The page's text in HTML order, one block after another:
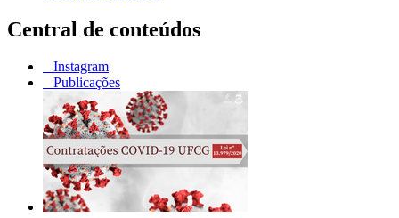
Central de conteúdos
Instagram
Publicações